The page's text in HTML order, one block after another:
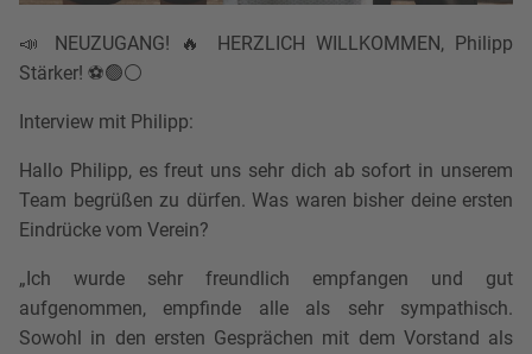
📣 NEUZUGANG! 🔥 HERZLICH WILLKOMMEN, Philipp
Stärker! ⚽️🟢⚪
Interview mit Philipp:
Hallo Philipp, es freut uns sehr dich ab sofort in unserem
Team begrüßen zu dürfen. Was waren bisher deine ersten
Eindrücke vom Verein?
„Ich wurde sehr freundlich empfangen und gut
aufgenommen, empfinde alle als sehr sympathisch.
Sowohl in den ersten Gesprächen mit dem Vorstand als